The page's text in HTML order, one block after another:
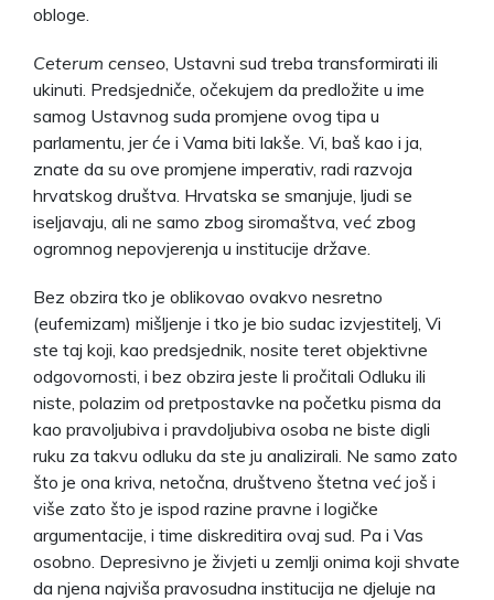
obloge.
Ceterum censeo , Ustavni sud treba transformirati ili
ukinuti. Predsjedniče, očekujem da predložite u ime
samog Ustavnog suda promjene ovog tipa u
parlamentu, jer će i Vama biti lakše. Vi, baš kao i ja,
znate da su ove promjene imperativ, radi razvoja
hrvatskog društva. Hrvatska se smanjuje, ljudi se
iseljavaju, ali ne samo zbog siromaštva, već zbog
ogromnog nepovjerenja u institucije države.
Bez obzira tko je oblikovao ovakvo nesretno
(eufemizam) mišljenje i tko je bio sudac izvjestitelj, Vi
ste taj koji, kao predsjednik, nosite teret objektivne
odgovornosti, i bez obzira jeste li pročitali Odluku ili
niste, polazim od pretpostavke na početku pisma da
kao pravoljubiva i pravdoljubiva osoba ne biste digli
ruku za takvu odluku da ste ju analizirali. Ne samo zato
što je ona kriva, netočna, društveno štetna već još i
više zato što je ispod razine pravne i logičke
argumentacije, i time diskreditira ovaj sud. Pa i Vas
osobno. Depresivno je živjeti u zemlji onima koji shvate
da njena najviša pravosudna institucija ne djeluje na